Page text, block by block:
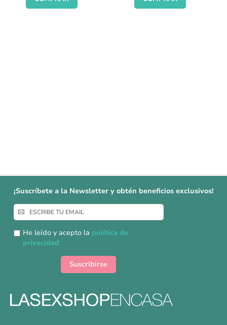
¡Suscríbete a la Newsletter y obtén beneficios exclusivos!
Inscríbase
a
nuestro
boletín
He leído y acepto la política de
privacidad
Suscribirse